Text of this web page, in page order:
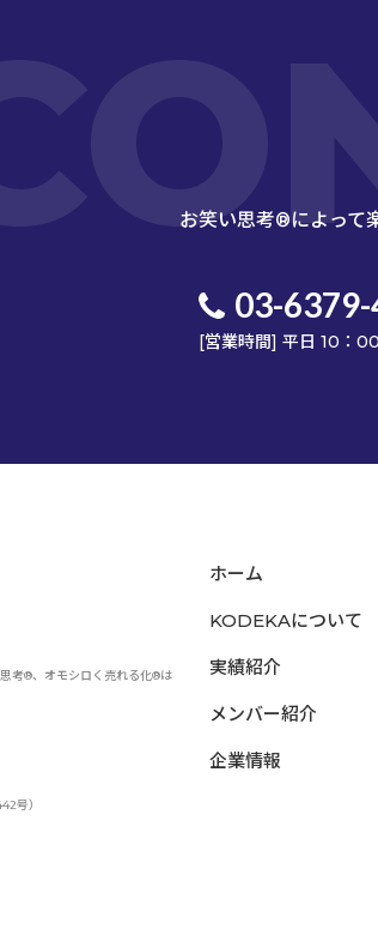
お笑い思考®によって
03-
[営業時間] 平日 10：
考®、オモシロく売れる化®は
号）
ホーム
KODEKAについて
実績紹介
メンバー紹介
企業情報